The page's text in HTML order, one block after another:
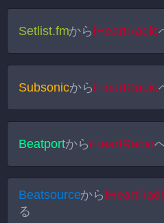
Setlist.fmから iHeartRadio
SubsonicからiHeartRadio
BeatportからiHeartRadio
Beatsourceから
る